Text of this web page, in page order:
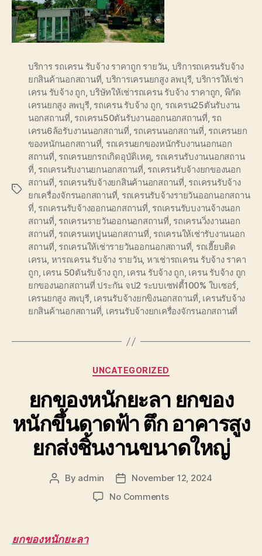
Tags
บริการ รถเครน รับจ้าง ราคาถูก รายวัน, บริการถเครนรับจ้าง
ยกสินค้านอกสถานที่, บริการเครนยกสูง ลพบุรี, บริการให้เช่า
เครน รับจ้าง ถูก,บริษัทให้เช่ารถเครน รับจ้าง ราคาถูก, พิกัด
เครนยกสูง ลพบุรี, รถเครน รับจ้าง ถูก, รถเครน25ตันรับงาน
นอกสถานที่, รถเครน50ตันรับงานออกนอกสถานที่, รถ
เครน6ล้อรับงานนอกสถานที่, รถเครนนอกสถานที่, รถเครนยก
ของหนักนอกสถานที่, รถเครนยกของหนักรับงานนอกนอก
สถานที่, รถเครนยกรถเกิดอุบัติเหตุ, รถเครนรับงานนอกสถาน
ที่, รถเครนรับงานยกนอกสถานที่, รถเครนรับจ้างยกของนอก
สถานที่, รถเครนรับจ้างยกสินค้านอกสถานที่, รถเครนรับจ้าง
ยกเครื่องจักรนอกสถานที่, รถเครนรับจ้างรายวันออกนอกสถาน
ที่, รถเครนรับจ้างออกนอกสถานที่, รถเครนรับบงานจ้างนอก
สถานที่, รถเครนรายวันออกนอกสถานที่, รถเครนวิ่งงานนอก
สถานที่, รถเครนเทปูนนอกสถานที่, รถเครนให้เช่ารับงานนอก
สถานที่, รถเครนให้เช่ารายวันออกนอกสถานที่, รถเฮี๊ยบติด
เครน, หารถเครน รับจ้าง รายวัน, หาเช่ารถเครน รับจ้าง ราคา
ถูก, เครน 50ตันรับจ้าง ถูก, เครน รับจ้าง ถูก, เครน รับจ้าง ถูก
ยกของนอกสถานที่ ประกัน จป2 ระบบเซฟตี้100% ใบเซอร์,
เครนยกสูง ลพบุรี, เครนรับจ้างยกขิงนอกสถานที่, เครนรับจ้าง
ยกสินค้านอกสถานที่, เครนรับจ้างยกเครื่องจักรนอกสถานที่
Categories
UNCATEGORIZED
ยกของหนักยะลา ยกของ
หนักขึ้นดาดฟ้า ตึก อาคารสูง
ยกส่งชิ้นงานขนาดใหญ่
Post
By admin
Post
date
November 12, 2024
No Commentson
ยกของหนักยะลา